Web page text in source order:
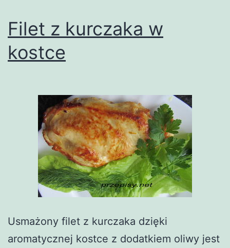
Filet z kurczaka w
kostce
Usmażony filet z kurczaka dzięki
aromatycznej kostce z dodatkiem oliwy jest